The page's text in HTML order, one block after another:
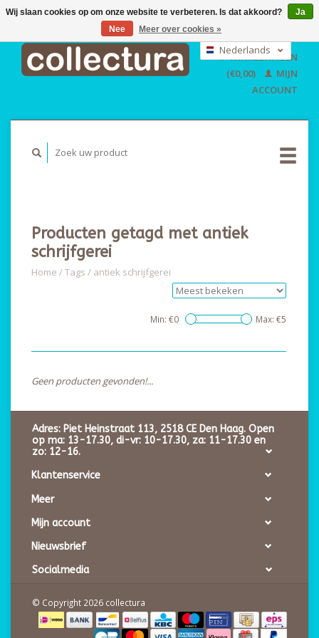
EUR
GBP
USD
Nederlands
English
WINKELWAGEN
(€0,00)
MIJN
ACCOUNT
Producten getagd met antiek
schrijfgerei
Home /Tags / antiek schrijfgerei
Min: €0 Max: €5
Geen producten gevonden!...
Adres: Piet Heinstraat 113, 2518 CE Den Haag. Open
op ma: 13-17.30, di-vr: 10-17.30, za: 11-17.30 en
zo: 12-16.
Klantenservice
Meer
Mijn account
Nieuwsbrief
Socialmedia
© Copyright 2026 collectura
Wij slaan cookies op om onze website te verbeteren. Is dat akkoord?
Ja
Nee
Meer over cookies »